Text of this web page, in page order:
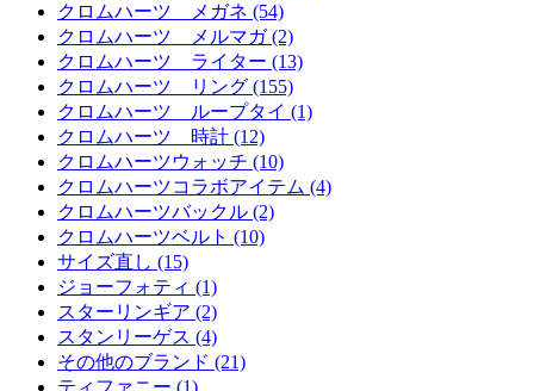
クロムハーツ メガネ (54)
クロムハーツ メルマガ (2)
クロムハーツ ライター (13)
クロムハーツ リング (155)
クロムハーツ ループタイ (1)
クロムハーツ 時計 (12)
クロムハーツウォッチ (10)
クロムハーツコラボアイテム (4)
クロムハーツバックル (2)
クロムハーツベルト (10)
サイズ直し (15)
ジョーフォティ (1)
スターリンギア (2)
スタンリーゲス (4)
その他のブランド (21)
ティファニー (1)